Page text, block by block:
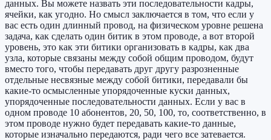
данных. Вы можете назвать эти последовательности кадры,
ячейки, как угодно. Но смысл заключается в том, что если у
вас есть один длинный провод, на физическом уровне решена
задача, как сделать один битик в этом проводе, а вот второй
уровень, это как эти битики организовать в кадры, как два
узла, которые связаны между собой общим проводом, будут
вместо того, чтобы передавать друг другу разрозненные
отдельные несвязные между собой битики, передавали бы
какие-то осмысленные упорядоченные куски данных,
упорядоченные последовательности данных. Если у вас в
одном проводе 10 абонентов, 20, 50, 100, то, соответственно, в
этом проводе нужно будет передавать какие-то данные,
которые изначально передаются, ради чего все затевается.